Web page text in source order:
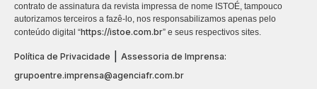
contrato de assinatura da revista impressa de nome ISTOÉ, tampouco
autorizamos terceiros a fazê-lo, nos responsabilizamos apenas pelo
conteúdo digital “https://istoe.com.br” e seus respectivos sites.
Política de Privacidade
Assessoria de Imprensa:
grupoentre.imprensa@agenciafr.com.br